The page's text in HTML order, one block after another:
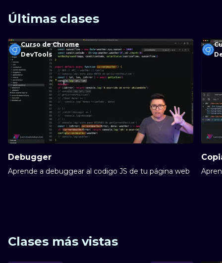
Últimas clases
Debugger
Aprende a debuggear al codigo JS de tu página web
Curso de Chrome
DevTools
Clases más vistas